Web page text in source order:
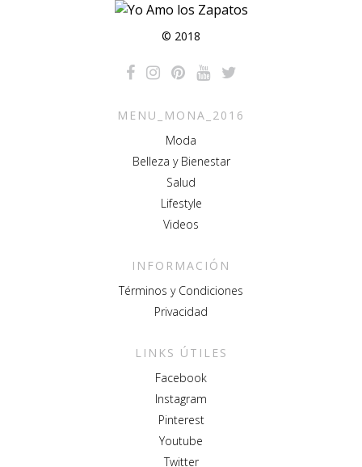
© 2018
MENU_MONA_2016
Moda
Belleza y Bienestar
Salud
Lifestyle
Videos
INFORMACIÓN
Términos y Condiciones
Privacidad
LINKS ÚTILES
Facebook
Instagram
Pinterest
Youtube
Twitter